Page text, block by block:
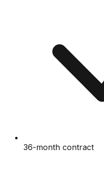
36-month contract